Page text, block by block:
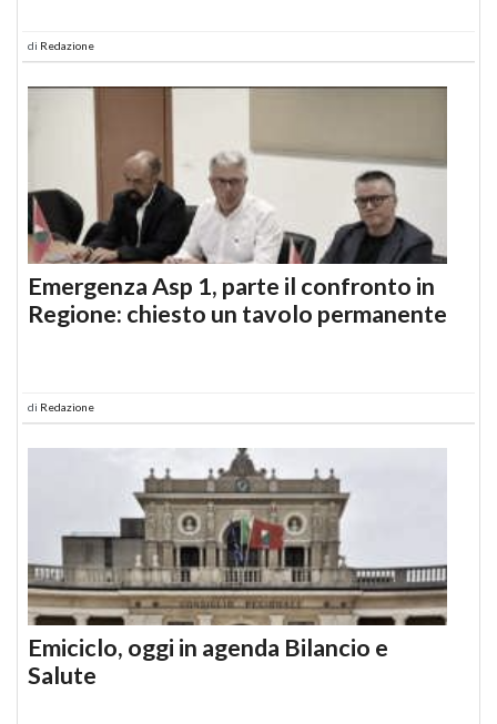
di Redazione
Emergenza Asp 1, parte il confronto in
Regione: chiesto un tavolo permanente
di Redazione
Emiciclo, oggi in agenda Bilancio e
Salute